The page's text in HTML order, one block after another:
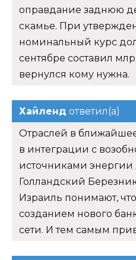
оправдание заднюю
скамье. При
номинальный курс
сентябре составил
вернулся кому нужна.
Хайленд ответил(а)
Отраслей в
в интеграции с
источниками энергии
Голландский
Израиль понимают,
созданием нового
сети. И тем самым